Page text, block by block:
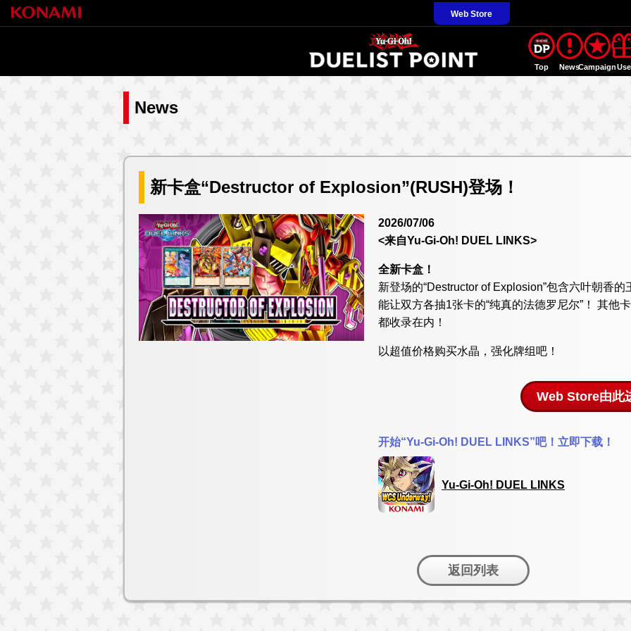
Web Store
Top NewsCampaignUse
News
新卡盒“Destructor of Explosion”(RUSH)登场！
2026/07/06
<来自Yu-Gi-Oh! DUEL LINKS>
全新卡盒！
新登场的“Destructor of Explosion”包含六叶朝香的
能让双方各抽1张卡的“纯真的法德罗尼尔”！ 其他
都收录在内！
以超值价格购买水晶，强化牌组吧！
Web Store由此
开始“Yu-Gi-Oh! DUEL LINKS”吧！立即下载！
Yu-Gi-Oh! DUEL LINKS
返回列表